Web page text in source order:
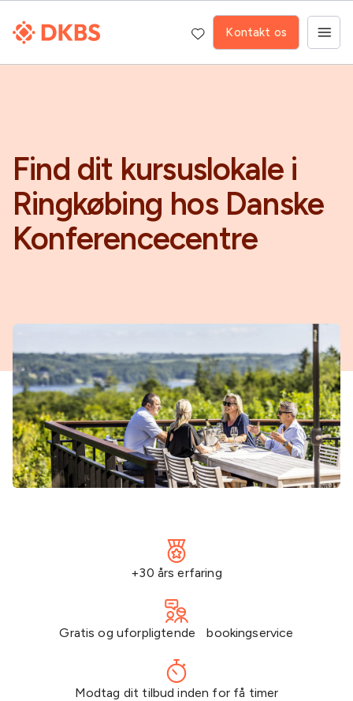
Kontakt os
Find dit kursuslokale i
Ringkøbing hos Danske
Konferencecentre
+30 års erfaring
Gratis og uforpligtende bookingservice
Modtag dit tilbud inden for få timer